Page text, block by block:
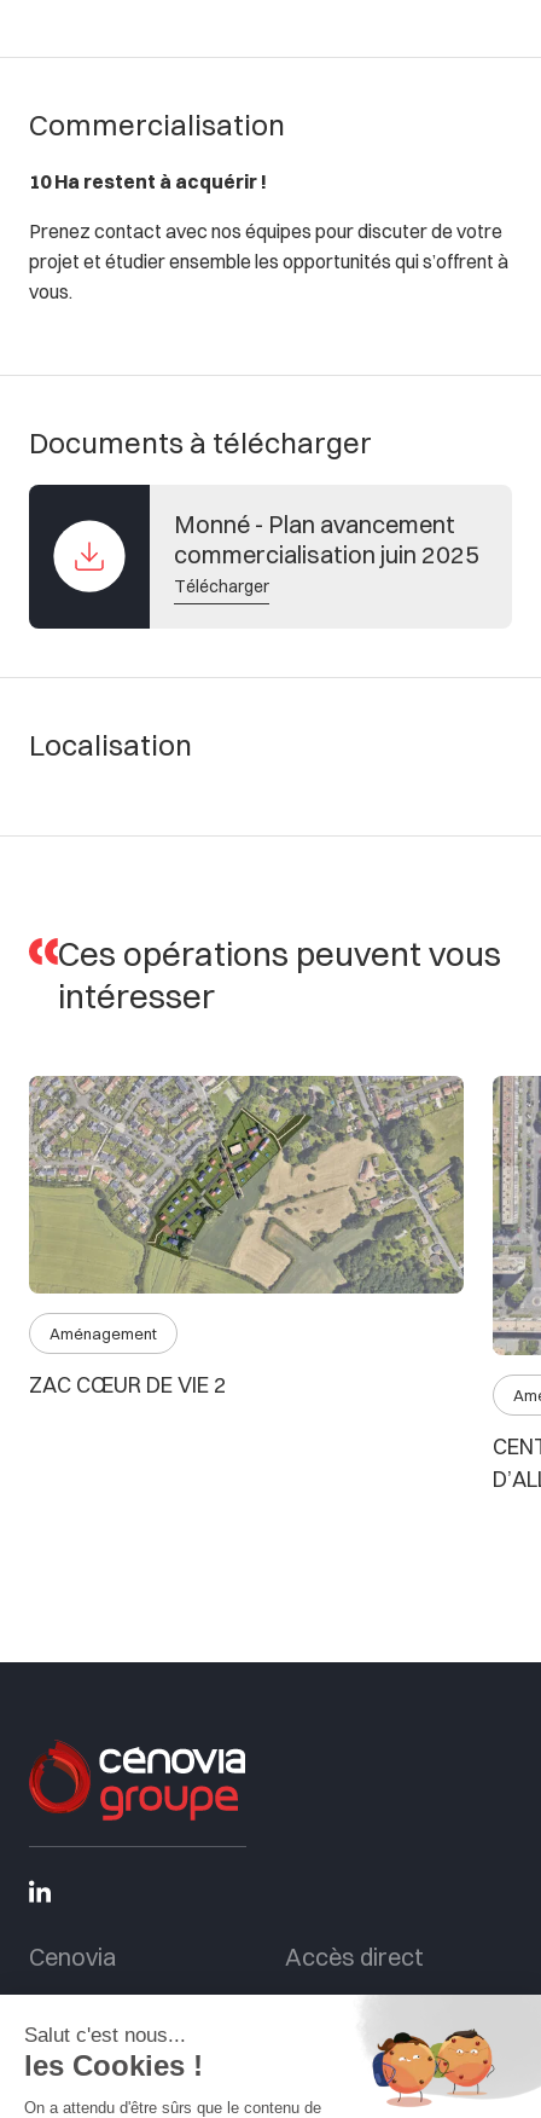
Commercialisation
10 Ha restent à acquérir !
Prenez contact avec nos équipes pour discuter de votre
projet et étudier ensemble les opportunités qui s’offrent à
vous.
Documents à télécharger
Monné - Plan avancement
commercialisation juin 2025
Télécharger
Localisation
Ces opérations peuvent vous
intéresser
Aménagement
ZAC CŒUR DE VIE 2
Cenovia
Nos expertises
Magazine
Accès direct
Cenovia Park
Cénovia – Port du Mans